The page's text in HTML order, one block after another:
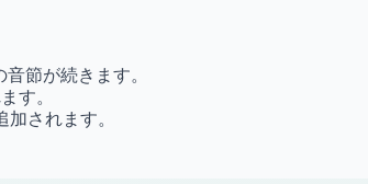
節が続きます。
す。
されます。